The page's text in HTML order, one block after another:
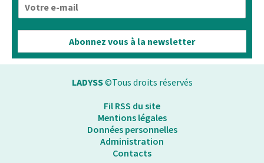
l
Abonnez vous à la newsletter
LADYSS©Tous droits réservés
Fil RSS du site
Mentions légales
Données personnelles
Administration
Contacts